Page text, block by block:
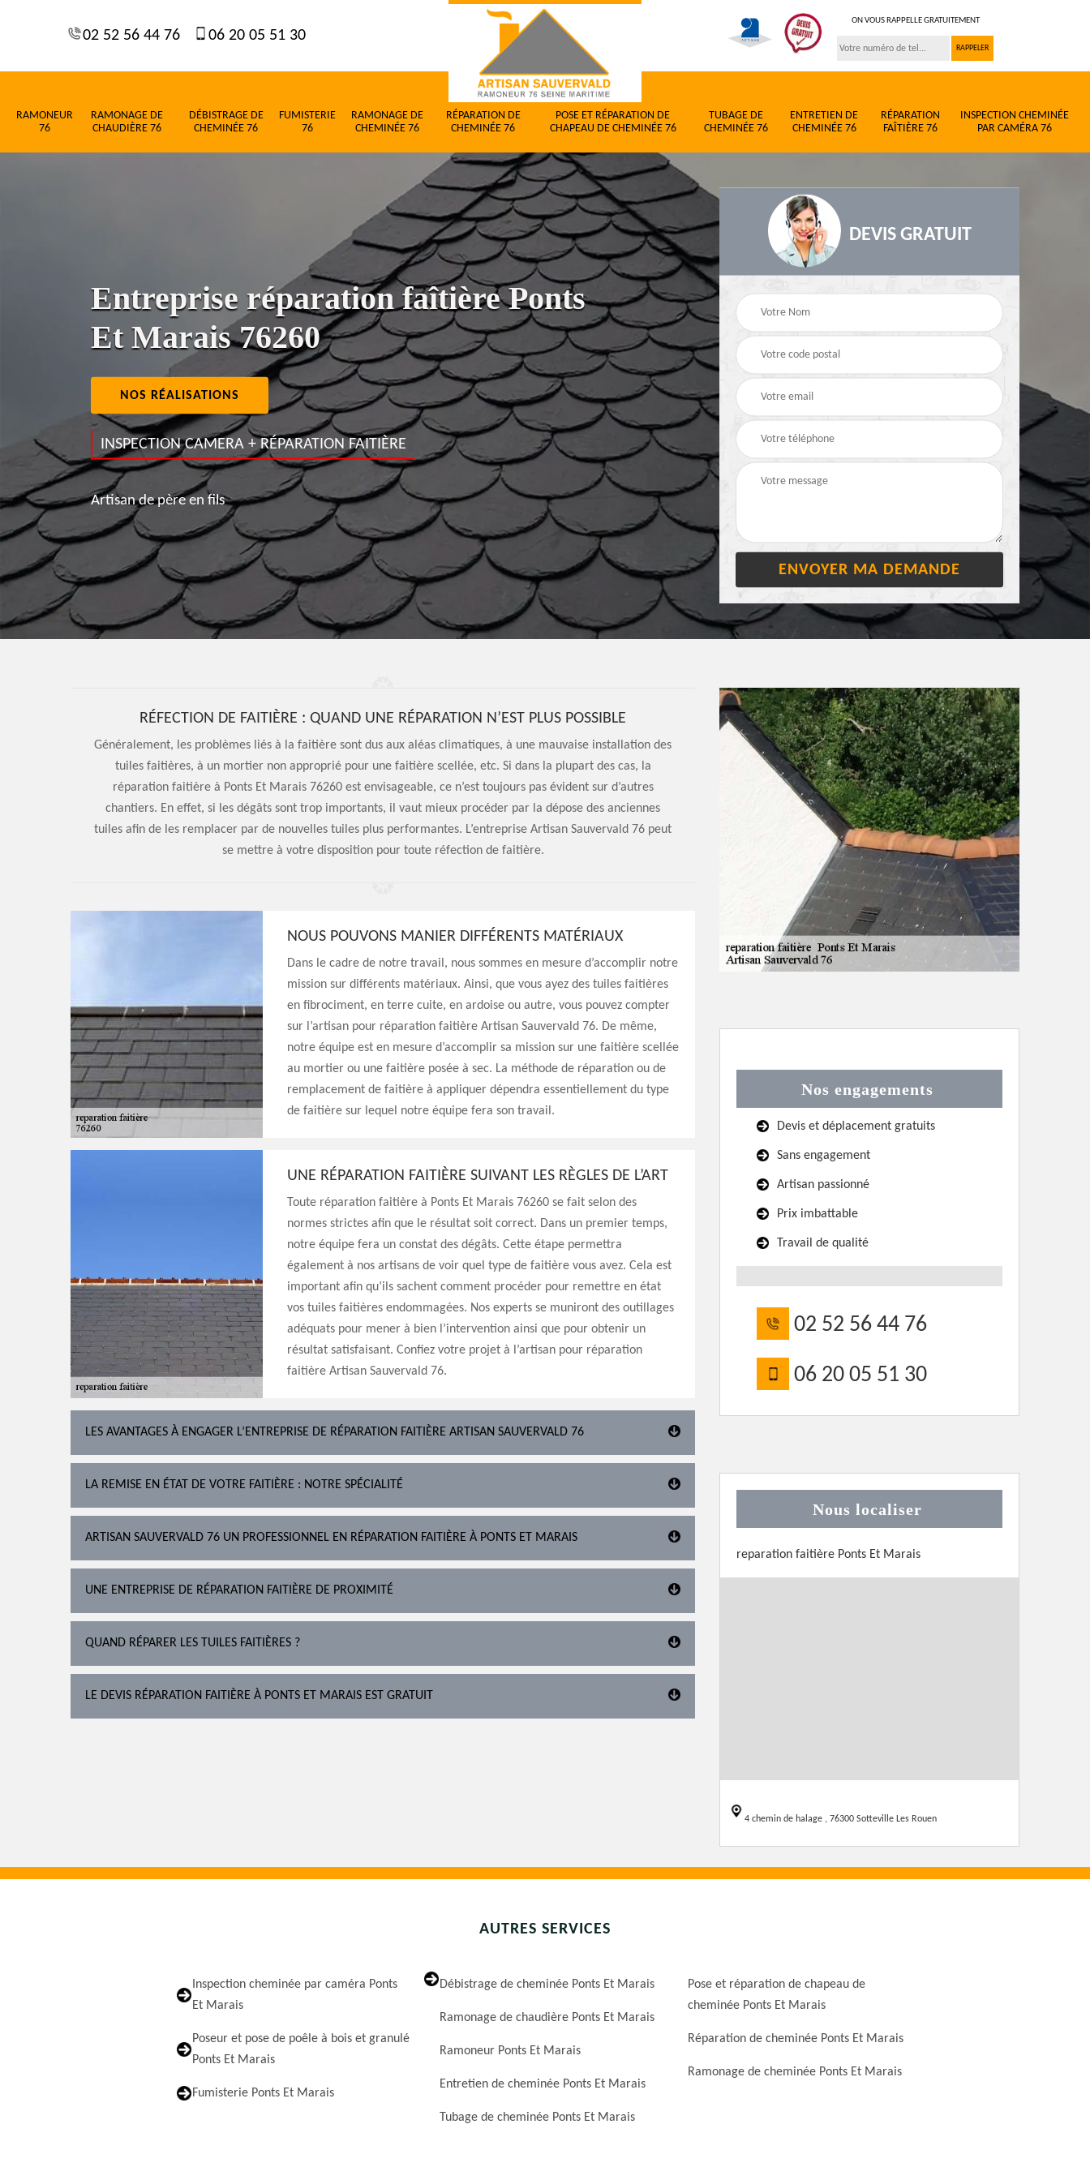
02 52 56 44 76 06 20 05 51 30
ON VOUS RAPPELLE GRATUITEMENT
RAMONEUR
76
RAMONAGE DE
CHAUDIÈRE 76
DÉBISTRAGE DE
CHEMINÉE 76
FUMISTERIE
76
RAMONAGE DE
CHEMINÉE 76
RÉPARATION DE
CHEMINÉE 76
POSE ET RÉPARATION DE
CHAPEAU DE CHEMINÉE 76
TUBAGE DE
CHEMINÉE 76
ENTRETIEN DE
CHEMINÉE 76
RÉPARATION
FAÎTIÈRE 76
INSPECTION CHEMINÉE
PAR CAMÉRA 76
Entreprise réparation faîtière Ponts
Et Marais 76260
NOS RÉALISATIONS
INSPECTION CAMERA + RÉPARATION FAITIÈRE
Artisan de père en fils
DEVIS GRATUIT
RÉFECTION DE FAITIÈRE : QUAND UNE RÉPARATION N’EST PLUS POSSIBLE
Généralement, les problèmes liés à la faitière sont dus aux aléas climatiques, à une mauvaise installation des
tuiles faitières, à un mortier non approprié pour une faitière scellée, etc. Si dans la plupart des cas, la
réparation faitière à Ponts Et Marais 76260 est envisageable, ce n’est toujours pas évident sur d’autres
chantiers. En effet, si les dégâts sont trop importants, il vaut mieux procéder par la dépose des anciennes
tuiles afin de les remplacer par de nouvelles tuiles plus performantes. L’entreprise Artisan Sauvervald 76 peut
se mettre à votre disposition pour toute réfection de faitière.
NOUS POUVONS MANIER DIFFÉRENTS MATÉRIAUX
Dans le cadre de notre travail, nous sommes en mesure d’accomplir notre
mission sur différents matériaux. Ainsi, que vous ayez des tuiles faitières
en fibrociment, en terre cuite, en ardoise ou autre, vous pouvez compter
sur l’artisan pour réparation faitière Artisan Sauvervald 76. De même,
notre équipe est en mesure d’accomplir sa mission sur une faitière scellée
au mortier ou une faitière posée à sec. La méthode de réparation ou de
remplacement de faitière à appliquer dépendra essentiellement du type
de faitière sur lequel notre équipe fera son travail.
UNE RÉPARATION FAITIÈRE SUIVANT LES RÈGLES DE L’ART
Toute réparation faitière à Ponts Et Marais 76260 se fait selon des
normes strictes afin que le résultat soit correct. Dans un premier temps,
notre équipe fera un constat des dégâts. Cette étape permettra
également à nos artisans de voir quel type de faitière vous avez. Cela est
important afin qu’ils sachent comment procéder pour remettre en état
vos tuiles faitières endommagées. Nos experts se muniront des outillages
adéquats pour mener à bien l’intervention ainsi que pour obtenir un
résultat satisfaisant. Confiez votre projet à l’artisan pour réparation
faitière Artisan Sauvervald 76.
LES AVANTAGES À ENGAGER L’ENTREPRISE DE RÉPARATION FAITIÈRE ARTISAN SAUVERVALD 76
LA REMISE EN ÉTAT DE VOTRE FAITIÈRE : NOTRE SPÉCIALITÉ
ARTISAN SAUVERVALD 76 UN PROFESSIONNEL EN RÉPARATION FAITIÈRE À PONTS ET MARAIS
UNE ENTREPRISE DE RÉPARATION FAITIÈRE DE PROXIMITÉ
QUAND RÉPARER LES TUILES FAITIÈRES ?
LE DEVIS RÉPARATION FAITIÈRE À PONTS ET MARAIS EST GRATUIT
Nos engagements
Devis et déplacement gratuits
Sans engagement
Artisan passionné
Prix imbattable
Travail de qualité
02 52 56 44 76
06 20 05 51 30
Nous localiser
reparation faitière Ponts Et Marais
4 chemin de halage , 76300 Sotteville Les Rouen
AUTRES SERVICES
Inspection cheminée par caméra Ponts
Et Marais
Poseur et pose de poêle à bois et granulé
Ponts Et Marais
Fumisterie Ponts Et Marais
Débistrage de cheminée Ponts Et Marais
Ramonage de chaudière Ponts Et Marais
Ramoneur Ponts Et Marais
Entretien de cheminée Ponts Et Marais
Tubage de cheminée Ponts Et Marais
Pose et réparation de chapeau de
cheminée Ponts Et Marais
Réparation de cheminée Ponts Et Marais
Ramonage de cheminée Ponts Et Marais